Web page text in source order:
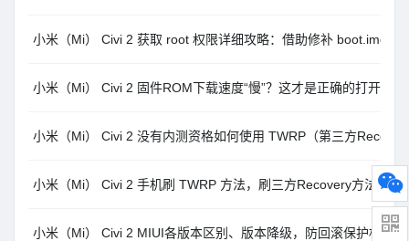
小米（Mi） Civi 2 获取 root 权限详细攻略：借助修补 boot.img 完
小米（Mi） Civi 2 固件ROM下载速度“慢”？这才是正确的打开方式
小米（Mi） Civi 2 没有内测资格如何使用 TWRP（第三方
小米（Mi） Civi 2 手机刷 TWRP 方法，刷三方Recovery方法（解
小米（Mi） Civi 2 MIUI各版本区别、版本降级，防回滚保护相关